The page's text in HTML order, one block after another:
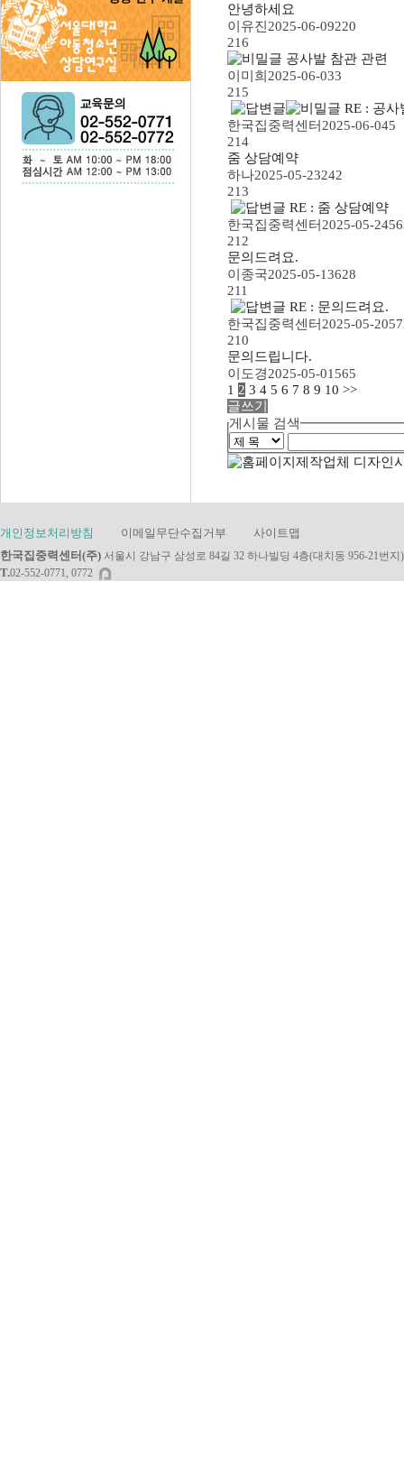
안녕하세요
이유진 2025-06-09220
216
공사발 참관 관련
이미희 2025-06-033
215
RE : 공사
한국집중력센터 2025-06-045
214
줌 상담예약
하나2025-05-23242
213
RE : 줌 상담예약
한국집중력센터 2025-05-24
212
문의드려요.
이종국2025-05-13628
211
RE : 문의드려요.
한국집중력센터 2025-05-20
210
문의드립니다.
이도경2025-05-01 565
1 2 3 4 5 6 7 8 9 10 >>
글쓰기
게시물 검색
개인정보처리방침 이메일무단수집거부
사이트맵
한국집중력센터(주) 서울시 강남구 삼성로 84길 32 하나빌딩 4층(대치동 956-21번지)
T.02-552-0771, 0772